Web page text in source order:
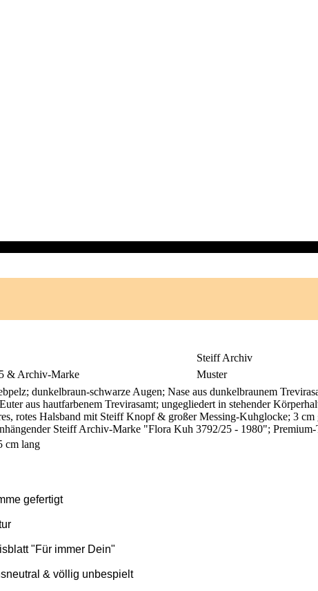
Steiff Archiv
& Archiv-Marke Muster
dunkelbraun-schwarze Augen; Nase aus dunkelbraunem
aus hautfarbenem Trevirasamt; ungegliedert in stehender
rotes Halsband mit Steiff Knopf & großer Messing-Kuhglocke; 3 cm
Steiff Archiv-Marke "Flora Kuh 3792/25 - 1980"; Premium-
cm lang
gefertigt
"Für immer Dein"
& völlig unbespielt